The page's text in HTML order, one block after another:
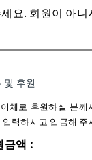
요. 회원이 아니
및 후원
체로 후원하실 분께
입력하시고 입금해 주
금액 :